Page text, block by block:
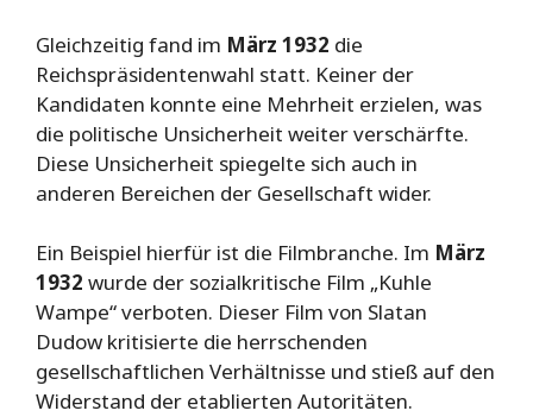
Gleichzeitig fand im März 1932 die
Reichspräsidentenwahl statt. Keiner der
Kandidaten konnte eine Mehrheit erzielen, was
die politische Unsicherheit weiter verschärfte.
Diese Unsicherheit spiegelte sich auch in
anderen Bereichen der Gesellschaft wider.
Ein Beispiel hierfür ist die Filmbranche. Im März
1932 wurde der sozialkritische Film „Kuhle
Wampe“ verboten. Dieser Film von Slatan
Dudow kritisierte die herrschenden
gesellschaftlichen Verhältnisse und stieß auf den
Widerstand der etablierten Autoritäten.